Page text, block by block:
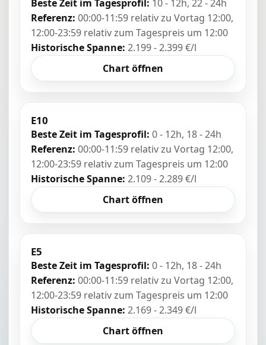
Beste Zeit im Tagesprofil: 10 - 12h, 22 - 24h
Referenz: 00:00-11:59 relativ zu Vortag 12:00,
12:00-23:59 relativ zum Tagespreis um 12:00
Historische Spanne: 2.199 - 2.399 €/l
Chart öffnen
E10
Beste Zeit im Tagesprofil: 0 - 12h, 18 - 24h
Referenz: 00:00-11:59 relativ zu Vortag 12:00,
12:00-23:59 relativ zum Tagespreis um 12:00
Historische Spanne: 2.109 - 2.289 €/l
Chart öffnen
E5
Beste Zeit im Tagesprofil: 0 - 12h, 18 - 24h
Referenz: 00:00-11:59 relativ zu Vortag 12:00,
12:00-23:59 relativ zum Tagespreis um 12:00
Historische Spanne: 2.169 - 2.349 €/l
Chart öffnen